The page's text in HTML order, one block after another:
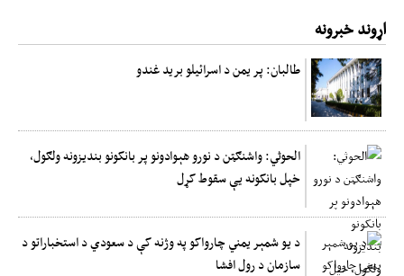
اړوند خبرونه
طالبان: پر یمن د اسرائیلو برید غندو
الحوثي: واشنګټن د نورو هېوادونو پر بانکونو بندیزونه ولګول،
خپل بانکونه یې سقوط کړل
د یو شمېر یمني چارواکو په وژنه کې د سعودي د استخباراتو د
سازمان د رول افشا